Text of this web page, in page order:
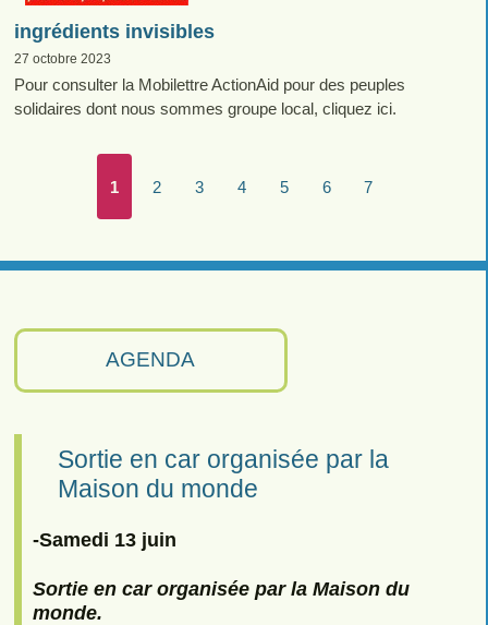
AGENDA
Sortie en car organisée par la
Maison du monde
-Samedi 13 juin
Sortie en car organisée par la Maison du
monde.
ingrédients invisibles
27 octobre 2023
Pour consulter la Mobilettre ActionAid pour des peuples
solidaires dont nous sommes groupe local, cliquez ici.
1 2 3 4 5 6 7